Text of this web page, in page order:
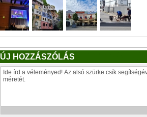
ÚJ HOZZÁSZÓLÁS